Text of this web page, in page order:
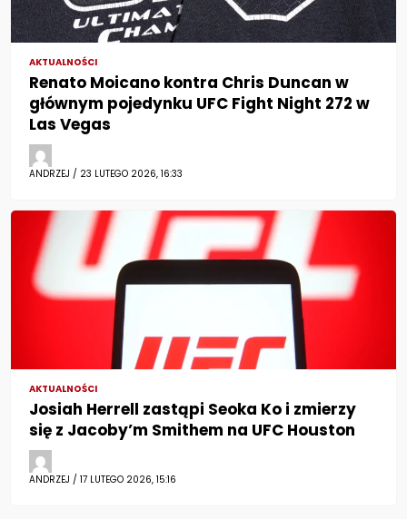
AKTUALNOŚCI
Renato Moicano kontra Chris Duncan w
głównym pojedynku UFC Fight Night 272 w
Las Vegas
ANDRZEJ / 23 LUTEGO 2026, 16:33
AKTUALNOŚCI
Josiah Herrell zastąpi Seoka Ko i zmierzy
się z Jacoby’m Smithem na UFC Houston
ANDRZEJ / 17 LUTEGO 2026, 15:16